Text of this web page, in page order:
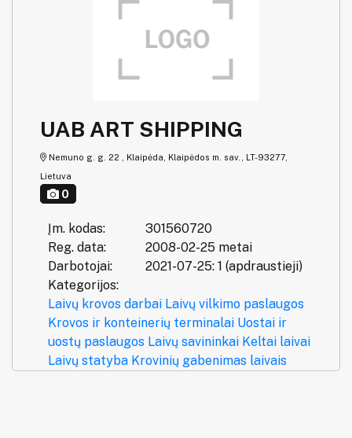
UAB ART SHIPPING
Nemuno g. g. 22 , Klaipėda, Klaipėdos m. sav., LT-93277,
Lietuva
0
Įm. kodas:
301560720
Reg. data:
2008-02-25 metai
Darbotojai:
2021-07-25: 1 (apdraustieji)
Kategorijos:
Laivų krovos darbai Laivų vilkimo paslaugos
Krovos ir konteinerių terminalai Uostai ir
uostų paslaugos Laivų savininkai Keltai laivai
Laivų statyba Krovinių gabenimas laivais